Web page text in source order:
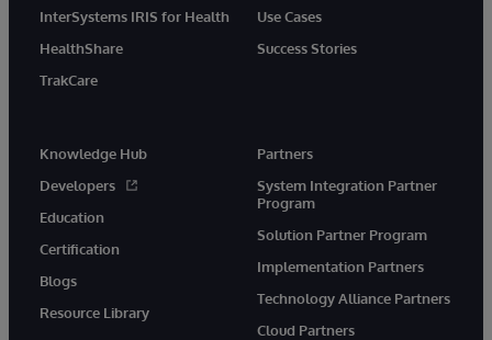
InterSystems IRIS for Health
HealthShare
TrakCare
Use Cases
Success Stories
Knowledge Hub
Developers
Education
Certification
Blogs
Resource Library
Partners
System Integration Partner
Program
Solution Partner Program
Implementation Partners
Technology Alliance Partners
Cloud Partners